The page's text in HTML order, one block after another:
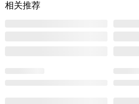
相关推荐